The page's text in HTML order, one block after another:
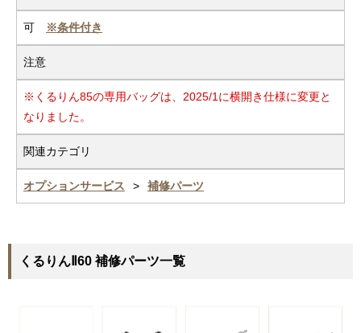
可 ※条件付き
注意
※くるりん85の専用バッグは、2025/1に横開き仕様に変更と
なりました。
関連カテゴリ
オプションサービス 補修パーツ
くるりんⅡ60 補修パーツ一覧